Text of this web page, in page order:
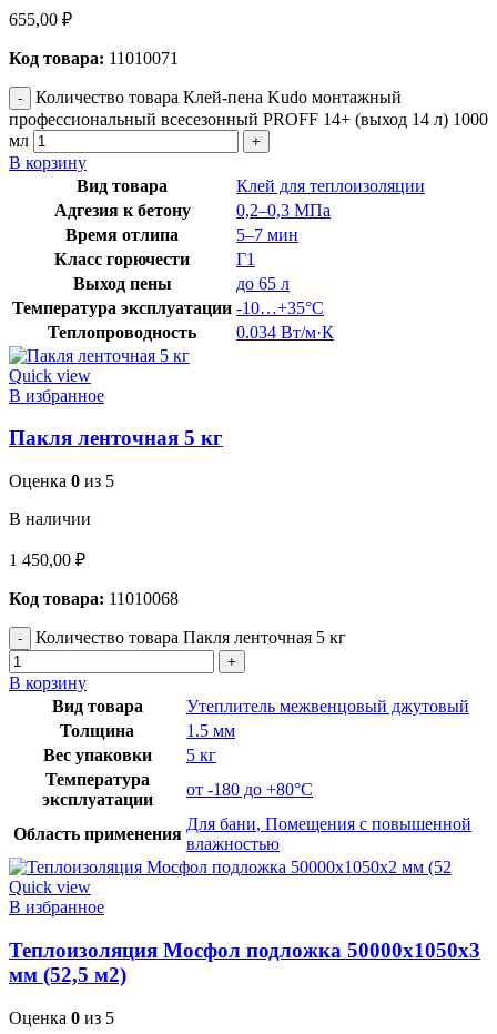
655,00 ₽
Код товара: 11010071
Количество товара Клей-пена Kudo монтажный
профессиональный всесезонный PROFF 14+ (выход 14 л) 1000
мл
В корзину
Вид товара
Клей для теплоизоляции
Адгезия к бетону
0,2–0,3 МПа
Время отлипа
5–7 мин
Класс горючести
Г1
Выход пены
до 65 л
Температура эксплуатации -10…+35°C
Теплопроводность
0.034 Вт/м·К
Quick view
В избранное
Пакля ленточная 5 кг
Оценка 0 из 5
В наличии
1 450,00 ₽
Код товара: 11010068
Количество товара Пакля ленточная 5 кг
В корзину
Вид товара
Утеплитель межвенцовый джутовый
Толщина
1.5 мм
Вес упаковки
5 кг
Температура
эксплуатации
от -180 до +80°C
Область применения
Для бани, Помещения с повышенной
влажностью
Quick view
В избранное
Теплоизоляция Мосфол подложка 50000х1050х3
мм (52,5 м2)
Оценка 0 из 5